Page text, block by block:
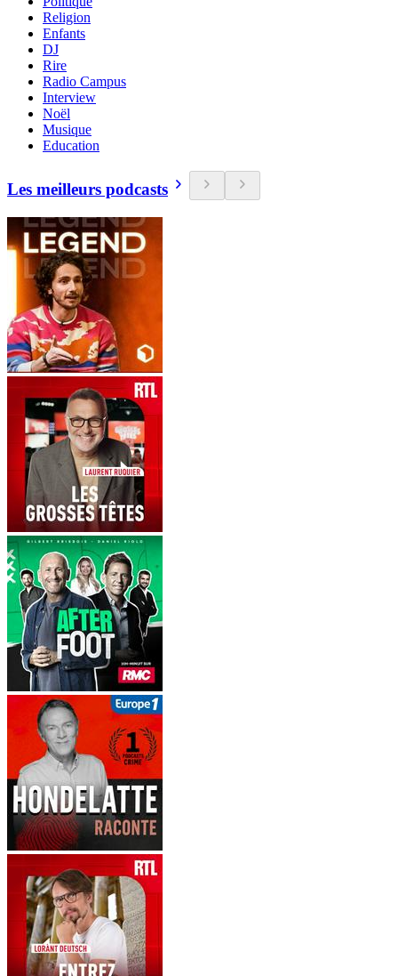
Religion
Enfants
DJ
Rire
Radio Campus
Interview
Noël
Musique
Education
Les meilleurs podcasts